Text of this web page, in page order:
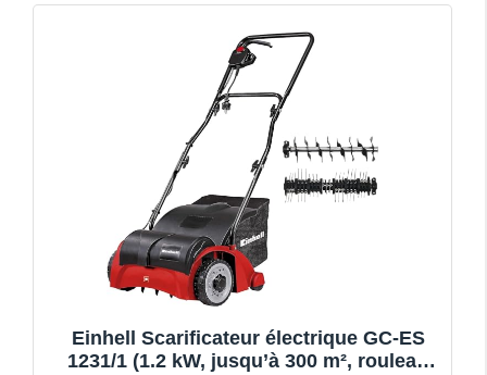
Einhell Scarificateur électrique GC-ES
1231/1 (1.2 kW, jusqu’à 300 m², rouleau